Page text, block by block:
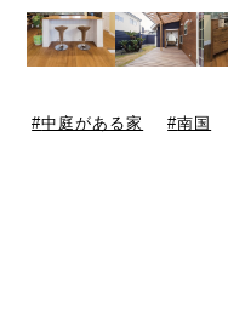
中庭がある家 南国